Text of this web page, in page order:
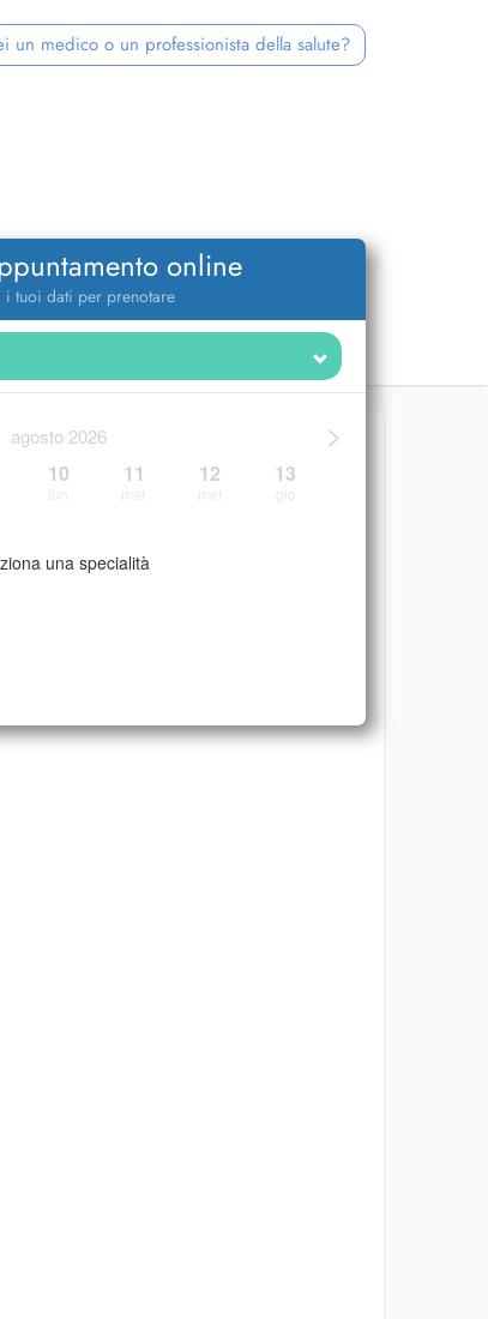
un medico o un professionista della salute?
online
i tuoi dati per prenotare
>
agosto 2026
10 11 12 13
una specialità